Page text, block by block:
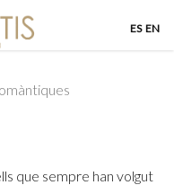
ES EN
que sempre han volgut